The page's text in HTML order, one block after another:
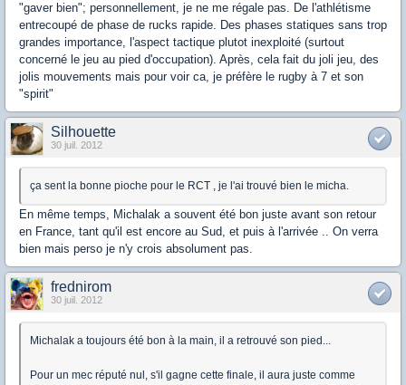
"gaver bien"; personnellement, je ne me régale pas. De l'athlétisme
entrecoupé de phase de rucks rapide. Des phases statiques sans trop
grandes importance, l'aspect tactique plutot inexploité (surtout
concerné le jeu au pied d'occupation). Après, cela fait du joli jeu, des
jolis mouvements mais pour voir ca, je préfère le rugby à 7 et son
"spirit"
Silhouette
30 juil. 2012
ça sent la bonne pioche pour le RCT , je l'ai trouvé bien le micha.
En même temps, Michalak a souvent été bon juste avant son retour
en France, tant qu'il est encore au Sud, et puis à l'arrivée .. On verra
bien mais perso je n'y crois absolument pas.
frednirom
30 juil. 2012
Michalak a toujours été bon à la main, il a retrouvé son pied...
Pour un mec réputé nul, s'il gagne cette finale, il aura juste comme